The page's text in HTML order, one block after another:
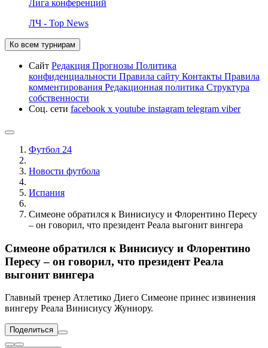
Лига конференций
ЛЧ - Top News
Ко всем турнирам
Сайт Редакция Прогнозы Политика
конфиденциальности Правила сайту Контакты Правила
комментирования Редакционная политика Структура
собственности
Соц. сети facebook x youtube instagram telegram viber
Футбол 24
Новости футбола
Испания
Симеоне обратился к Винисиусу и Флорентино Пересу
– он говорил, что президент Реала выгонит вингера
Симеоне обратился к Винисиусу и Флорентино
Пересу – он говорил, что президент Реала
выгонит вингера
Главный тренер Атлетико Диего Симеоне принес извинения
вингеру Реала Винисиусу Жуниору.
Поделиться